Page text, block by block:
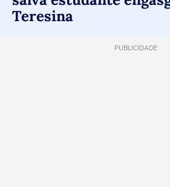
Teresina
PUBLICIDADE